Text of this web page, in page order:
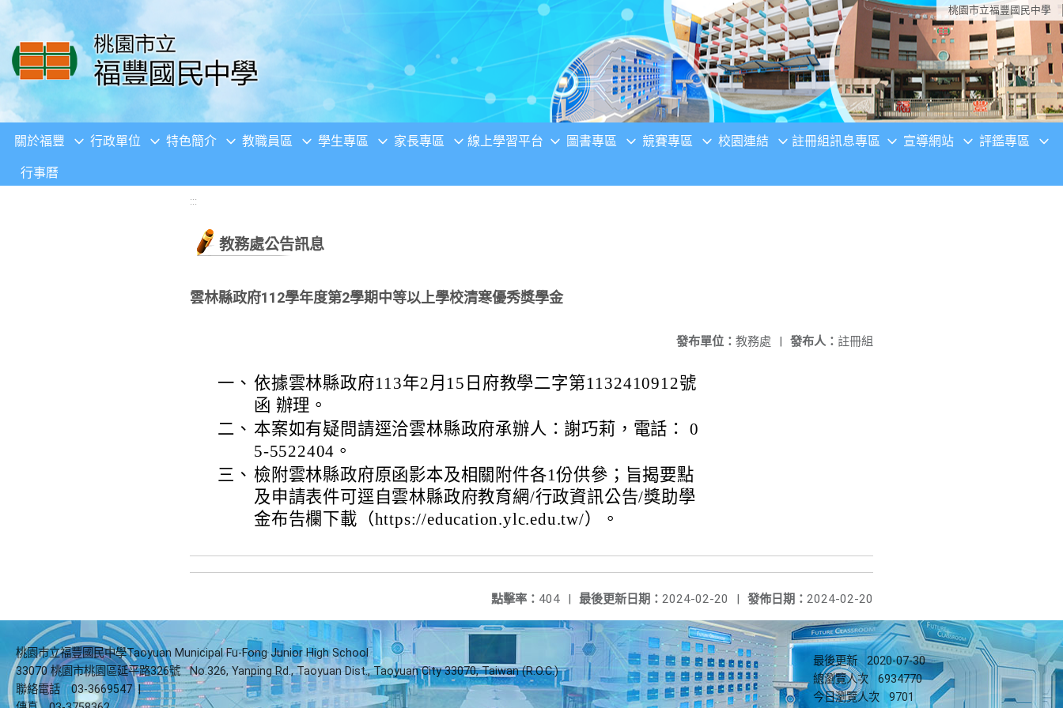
移至網頁之主要內容區位置 桃園市立福豐國民中學
關於福豐 行政單位 特色簡介 教職員區 學生專區 家長專區 線上學習平台 圖書專區 競賽專區 校園連結 註冊組訊息專區 宣導網站 評鑑專區
行事曆
:::
教務處公告訊息
雲林縣政府112學年度第2學期中等以上學校清寒優秀獎學金
發布人： 註冊組
發布單位： 教務處 |
一、 依據雲林縣政府113年2月15日府教學二字第1132410912號
函 辦理。
二、 本案如有疑問請逕洽雲林縣政府承辦人：謝巧莉，電話： 0
5-5522404。
三、 檢附雲林縣政府原函影本及相關附件各1份供參；旨揭要點
及申請表件可逕自雲林縣政府教育網/行政資訊公告/獎助學
金布告欄下載（https://education.ylc.edu.tw/）。
發佈日期： 2024-02-20
最後更新日期： 2024-02-20 |
點擊率： 404 |
桃園市立福豐國民中學Taoyuan Municipal Fu-Fong Junior High School
33070 桃園市桃園區延平路326號
No.326, Yanping Rd., Taoyuan Dist., Taoyuan City 33070, Taiwan (R.O.C.)
聯絡電話
03-3669547 |
最後更新
2020-07-30
總瀏覽人次
6934770
今日瀏覽人次
9701